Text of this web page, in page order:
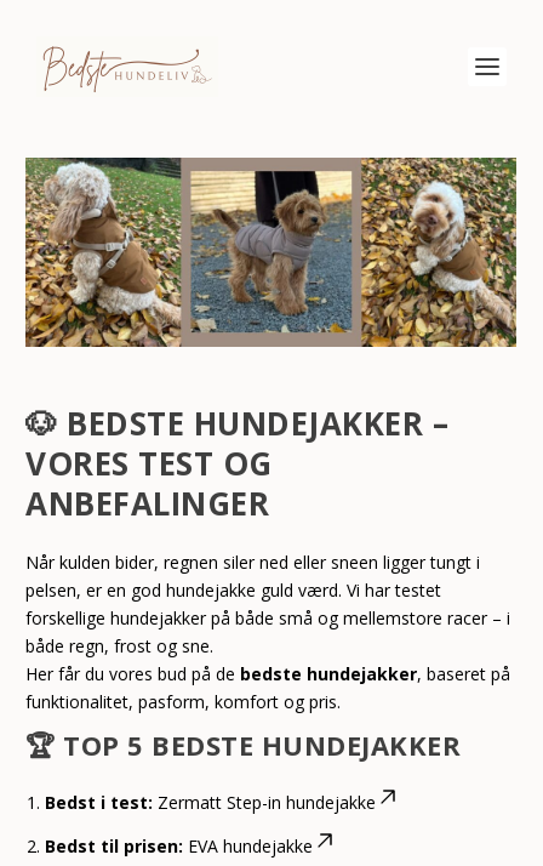
🐶 BEDSTE HUNDEJAKKER –
VORES TEST OG
ANBEFALINGER
Når kulden bider, regnen siler ned eller sneen ligger tungt i
pelsen, er en god hundejakke guld værd. Vi har testet
forskellige hundejakker på både små og mellemstore racer – i
både regn, frost og sne.
Her får du vores bud på de bedste hundejakker, baseret på
funktionalitet, pasform, komfort og pris.
🏆 TOP 5 BEDSTE HUNDEJAKKER
Bedst i test: Zermatt Step-in hundejakke
Bedst til prisen: EVA hundejakke